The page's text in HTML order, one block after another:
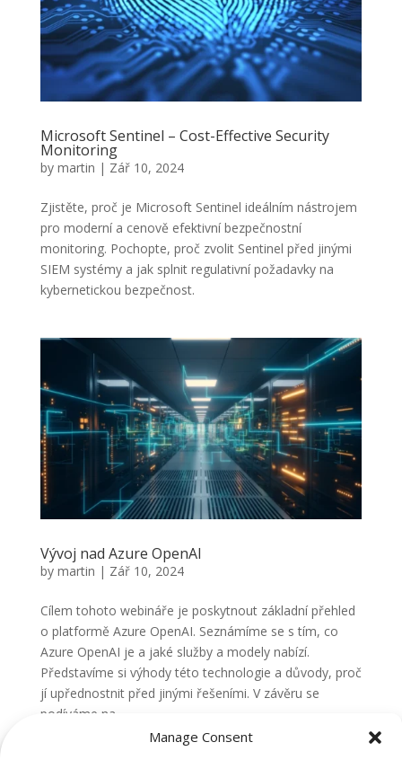
Manage Consent
Microsoft Sentinel – Cost-Effective Security
Monitoring
by martin | Zář 10, 2024
Zjistěte, proč je Microsoft Sentinel ideálním nástrojem
pro moderní a cenově efektivní bezpečnostní
monitoring. Pochopte, proč zvolit Sentinel před jinými
SIEM systémy a jak splnit regulativní požadavky na
kybernetickou bezpečnost.
Vývoj nad Azure OpenAI
by martin | Zář 10, 2024
Cílem tohoto webináře je poskytnout základní přehled
o platformě Azure OpenAI. Seznámíme se s tím, co
Azure OpenAI je a jaké služby a modely nabízí.
Představíme si výhody této technologie a důvody, proč
jí upřednostnit před jinými řešeními. V závěru se
podíváme na...